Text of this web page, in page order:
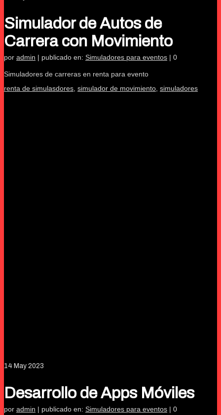
Simulador de Autos de
Carrera con Movimiento
por admin | publicado en: Simuladores para eventos | 0
Simuladores de carreras en renta para evento
renta de simulasdores simulador de movimiento simuladores
14 May 2023
Desarrollo de Apps Móviles
por admin | publicado en: Simuladores para eventos | 0